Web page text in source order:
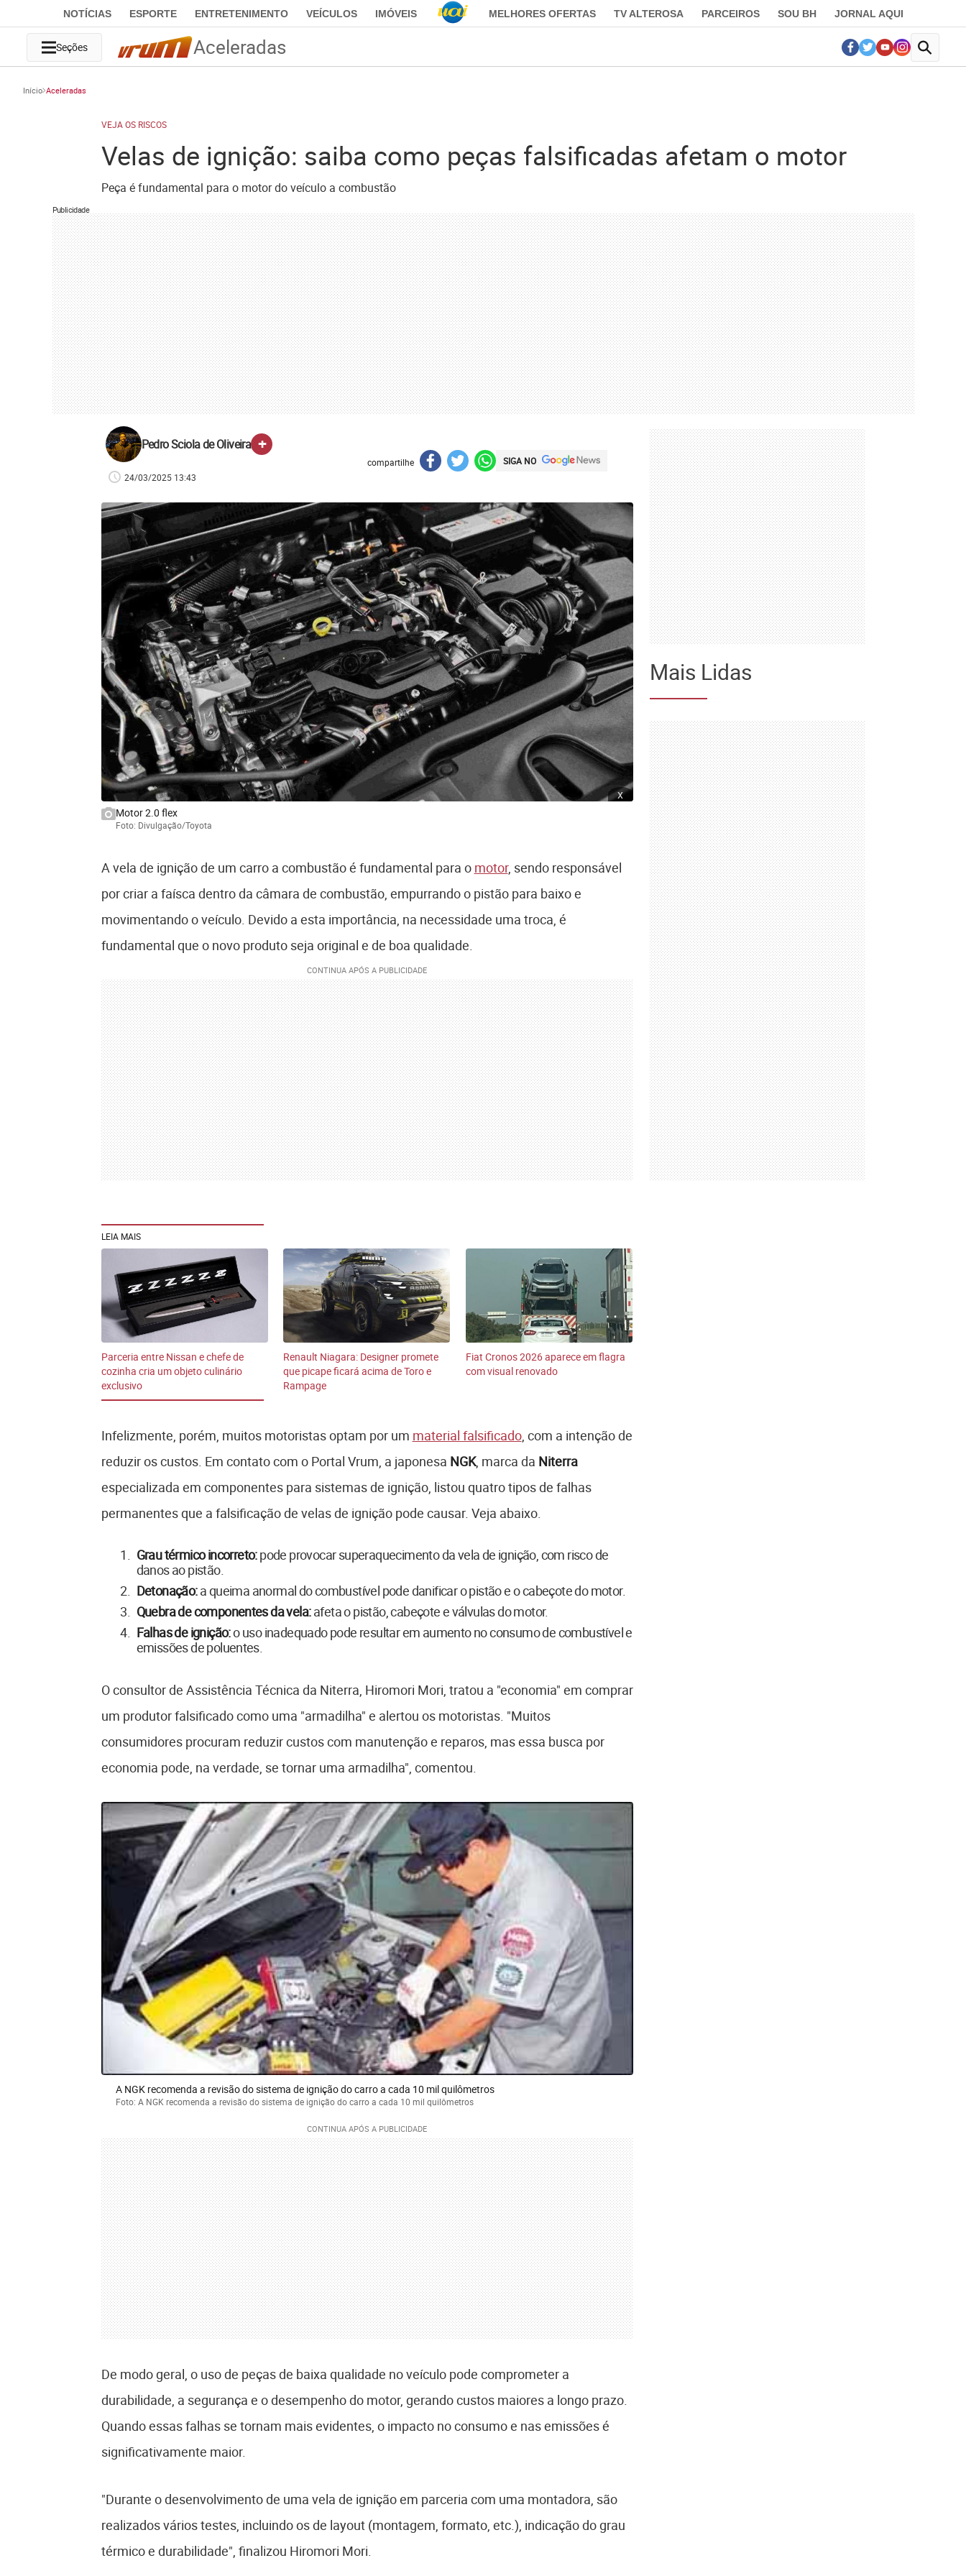
NOTÍCIAS ESPORTE ENTRETENIMENTO VEÍCULOS IMÓVEIS MELHORES OFERTAS TV ALTEROSA PARCEIROS SOU BH JORNAL AQUI
Seções Aceleradas
Início Aceleradas
VEJA OS RISCOS
Velas de ignição: saiba como peças falsificadas afetam o motor
Peça é fundamental para o motor do veículo a combustão
Publicidade
Pedro Sciola de Oliveira +
24/03/2025 13:43
compartilhe SIGA NO
x
Motor 2.0 flex
Foto: Divulgação/Toyota
A vela de ignição de um carro a combustão é fundamental para o motor, sendo responsável
por criar a faísca dentro da câmara de combustão, empurrando o pistão para baixo e
movimentando o veículo. Devido a esta importância, na necessidade uma troca, é
fundamental que o novo produto seja original e de boa qualidade.
LEIA MAIS
Parceria entre Nissan e chefe de
cozinha cria um objeto culinário
exclusivo
Renault Niagara: Designer promete
que picape ficará acima de Toro e
Rampage
Fiat Cronos 2026 aparece em flagra
com visual renovado
Infelizmente, porém, muitos motoristas optam por um material falsificado, com a intenção de
reduzir os custos. Em contato com o Portal Vrum, a japonesa NGK, marca da Niterra
especializada em componentes para sistemas de ignição, listou quatro tipos de falhas
permanentes que a falsificação de velas de ignição pode causar. Veja abaixo.
Grau térmico incorreto:pode provocar superaquecimento da vela de ignição, com risco de
danos ao pistão.
Detonação:a queima anormal do combustível pode danificar o pistão e o cabeçote do motor.
Quebra de componentes da vela:afeta o pistão, cabeçote e válvulas do motor.
Falhas de ignição:o uso inadequado pode resultar em aumento no consumo de combustível e
emissões de poluentes.
O consultor de Assistência Técnica da Niterra, Hiromori Mori, tratou a "economia" em comprar
um produtor falsificado como uma "armadilha" e alertou os motoristas. "Muitos
consumidores procuram reduzir custos com manutenção e reparos, mas essa busca por
economia pode, na verdade, se tornar uma armadilha", comentou.
A NGK recomenda a revisão do sistema de ignição do carro a cada 10 mil quilômetros
Foto: A NGK recomenda a revisão do sistema de ignição do carro a cada 10 mil quilômetros
De modo geral, o uso de peças de baixa qualidade no veículo pode comprometer a
durabilidade, a segurança e o desempenho do motor, gerando custos maiores a longo prazo.
Quando essas falhas se tornam mais evidentes, o impacto no consumo e nas emissões é
significativamente maior.
"Durante o desenvolvimento de uma vela de ignição em parceria com uma montadora, são
realizados vários testes, incluindo os de layout (montagem, formato, etc.), indicação do grau
térmico e durabilidade", finalizou Hiromori Mori.
Mais Lidas